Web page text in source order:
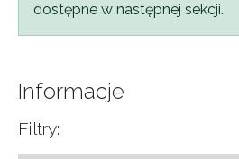
dostępne w następnej sekcji.
Informacje
Filtry: